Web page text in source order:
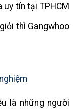
uy tín tại TPHCM
thì Gangwhoo
là những người